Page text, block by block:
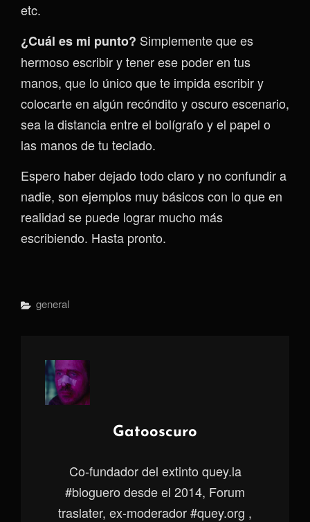
etc.
¿Cuál es mi punto? Simplemente que es
hermoso escribir y tener ese poder en tus
manos, que lo único que te impida escribir y
colocarte en algún recóndito y oscuro escenario,
sea la distancia entre el bolígrafo y el papel o
las manos de tu teclado.
Espero haber dejado todo claro y no confundir a
nadie, son ejemplos muy básicos con lo que en
realidad se puede lograr mucho más
escribiendo. Hasta pronto.
Categorías
General
Autor:
Gatooscuro
Co-fundador del extinto quey.la
#bloguero desde el 2014, Forum
traslater, ex-moderador #quey.org ,